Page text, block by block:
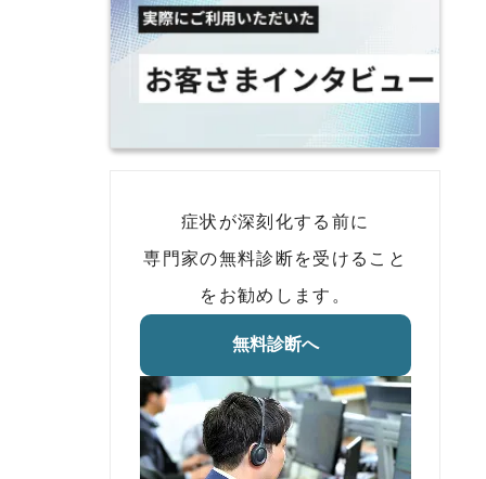
症状が深刻化する前に
専門家の無料診断を受けること
をお勧めします。
無料診断へ